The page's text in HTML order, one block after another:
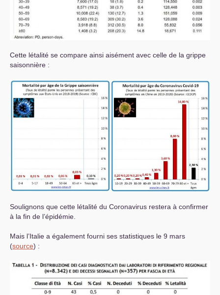
Cette létalité se compare ainsi aisément avec celle de la grippe
saisonnière :
Soulignons que cette létalité du Coronavirus restera à confirmer
à la fin de l’épidémie.
Mais l’Italie a également fourni ses statistiques le 9 mars
(source) :